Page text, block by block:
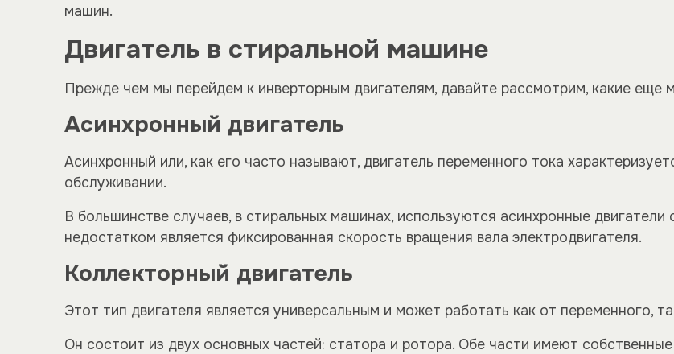
машин.
Двигатель в стиральной машине
Прежде чем мы перейдем к инверторным двигателям, давайте рассмотрим, какие еще
Асинхронный двигатель
Асинхронный или, как его часто называют, двигатель переменного тока
обслуживании.
В большинстве случаев, в стиральных машинах, используются асинхронные
недостатком является фиксированная скорость вращения вала электродвигателя.
Коллекторный двигатель
Этот тип двигателя является универсальным и может работать как от переменного,
Он состоит из двух основных частей: статора и ротора. Обе части имеют